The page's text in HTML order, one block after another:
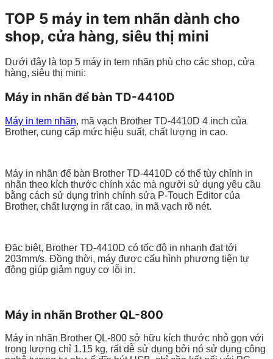
TOP 5 máy in tem nhãn dành cho
shop, cửa hàng, siêu thị mini
Dưới đây là top 5 máy in tem nhãn phù cho các shop, cửa
hàng, siêu thị mini:
Máy in nhãn để bàn TD-4410D
Máy in tem nhãn, mã vạch Brother TD-4410D 4 inch của
Brother, cung cấp mức hiệu suất, chất lượng in cao.
Máy in nhãn để bàn Brother TD-4410D có thể tùy chỉnh in
nhãn theo kích thước chính xác mà người sử dụng yêu cầu
bằng cách sử dụng trình chỉnh sửa P-Touch Editor của
Brother, chất lượng in rất cao, in mã vạch rõ nét.
Đặc biệt, Brother TD-4410D có tốc độ in nhanh đạt tới
203mm/s. Đồng thời, máy được cấu hình phương tiện tự
động giúp giảm nguy cơ lỗi in.
Máy in nhãn Brother QL-800
Máy in nhãn Brother QL-800 sở hữu kích thước nhỏ gọn với
trọng lượng chỉ 1.15 kg, rất dễ sử dụng bởi nó sử dụng công